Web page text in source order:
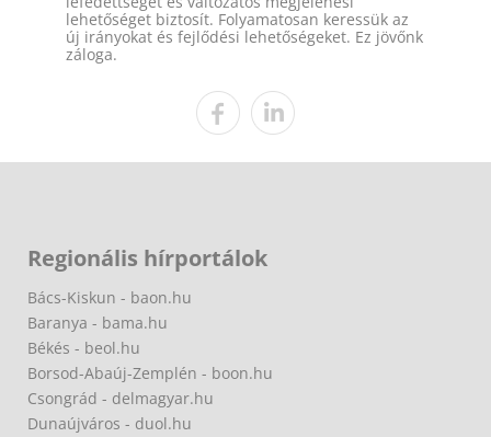
lehetőséget biztosít. Folyamatosan keressük az
új irányokat és fejlődési lehetőségeket. Ez jövőnk
záloga.
Regionális hírportálok
Bács-Kiskun - baon.hu
Baranya - bama.hu
Békés - beol.hu
Borsod-Abaúj-Zemplén - boon.hu
Csongrád - delmagyar.hu
Dunaújváros - duol.hu